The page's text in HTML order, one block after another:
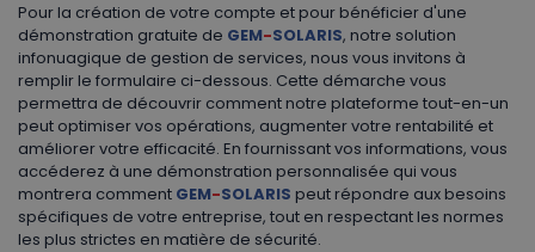
Pour la création de votre compte et​ pour bénéficier d'une
démonstration gratuite de GEM-SOLARIS, notre solution
infonuagique de gestion de services, nous vous invitons à
remplir le formulaire ci-dessous. Cette démarche vous
permettra de découvrir comment notre plateforme tout-en-un
peut optimiser vos opérations, augmenter votre rentabilité et
améliorer votre efficacité. En fournissant vos informations, vous
accéderez à une démonstration personnalisée qui vous
montrera comment GEM-SOLARIS peut répondre aux besoins
spécifiques de votre entreprise, tout en respectant les normes
les plus strictes en matière de sécurité.